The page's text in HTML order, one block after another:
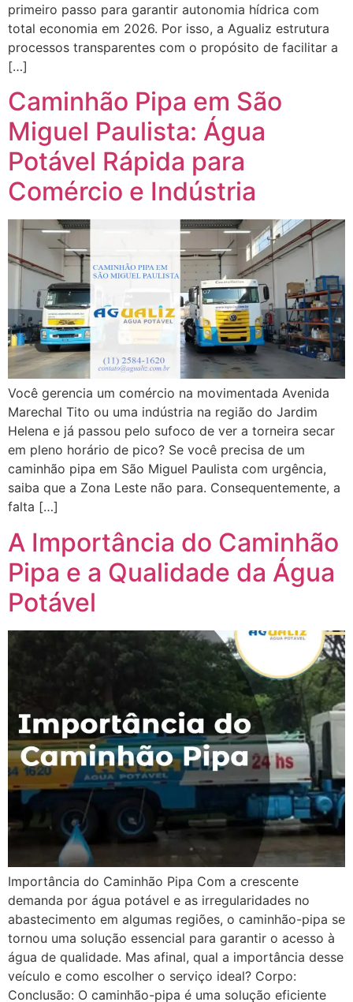
primeiro passo para garantir autonomia hídrica com
total economia em 2026. Por isso, a Agualiz estrutura
processos transparentes com o propósito de facilitar a
[…]
Caminhão Pipa em São
Miguel Paulista: Água
Potável Rápida para
Comércio e Indústria
Você gerencia um comércio na movimentada Avenida
Marechal Tito ou uma indústria na região do Jardim
Helena e já passou pelo sufoco de ver a torneira secar
em pleno horário de pico? Se você precisa de um
caminhão pipa em São Miguel Paulista com urgência,
saiba que a Zona Leste não para. Consequentemente, a
falta […]
A Importância do Caminhão
Pipa e a Qualidade da Água
Potável
Importância do Caminhão Pipa Com a crescente
demanda por água potável e as irregularidades no
abastecimento em algumas regiões, o caminhão-pipa se
tornou uma solução essencial para garantir o acesso à
água de qualidade. Mas afinal, qual a importância desse
veículo e como escolher o serviço ideal? Corpo:
Conclusão: O caminhão-pipa é uma solução eficiente